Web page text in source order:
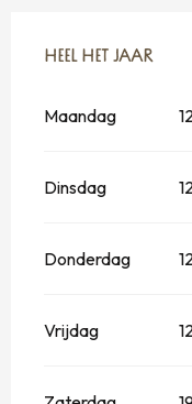
HEEL HET JAAR
HEEL HET JAAR
Maandag
Dinsdag
Donderdag
Vrijdag